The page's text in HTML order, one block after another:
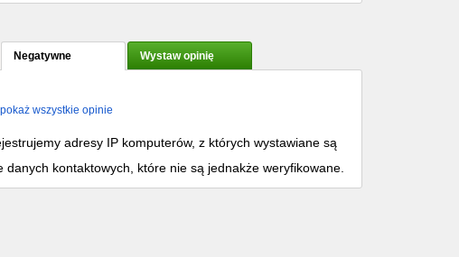
Negatywne Wystaw opinię
pokaż wszystkie opinie
adresy IP komputerów, z których wystawiane są
kontaktowych, które nie są jednakże weryfikowane.